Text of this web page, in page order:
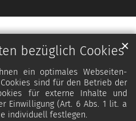
bezüglich Cookies
ein optimales Webseiten-
sind für den Betrieb der
für externe Inhalte und
Einwilligung (Art. 6 Abs. 1 lit. a
individuell festlegen.
✕